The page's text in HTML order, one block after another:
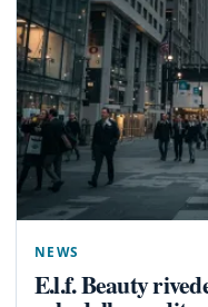
NEWS
E.l.f. Beauty